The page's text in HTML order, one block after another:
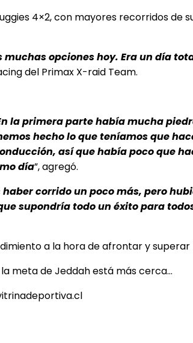
4×2, con mayores recorridos
opciones hoy. Era un día
del Primax X-raid Team.
la primera parte había mucha
hecho lo que teníamos que
así que había poco que
día”, agregó.
corrido un poco más, pero
supondría todo un éxito para
a la hora de afrontar y
meta de Jeddah está más cerca…